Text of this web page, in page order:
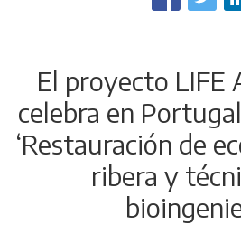
main
El proyecto LIFE
celebra en
‘Restauración de
ribera y